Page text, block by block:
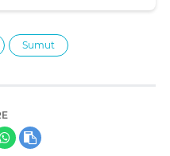
Sumut